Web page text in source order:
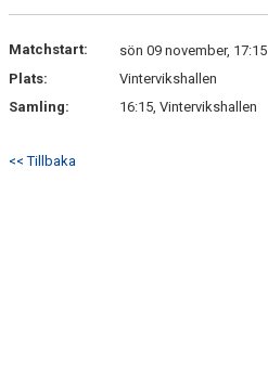
POÄNGLIGAN
Matchstart:
sön 09 november, 17:15
Plats:
Vintervikshallen
Samling:
16:15, Vintervikshallen
<< Tillbaka